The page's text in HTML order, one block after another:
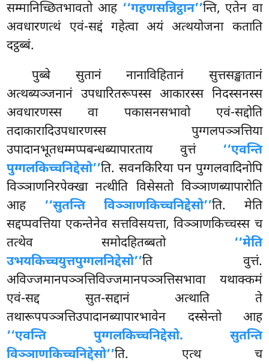
सम्मानिच्छितभावतो आह ‘‘गहणसन्निट्ठान’’न्ति, एतेन वा
अवधारणत्थं एवं-सद्दं गहेत्वा अयं अत्थयोजना कताति
दट्ठब्बं.
पुब्बे सुतानं नानाविहितानं सुत्तसङ्खातानं
अत्थब्यञ्जनानं उपधारितरूपस्स आकारस्स निदस्सनस्स
अवधारणस्स वा पकासनसभावो एवं-सद्दोति
तदाकारादिउपधारणस्स पुग्गलपञ्ञत्तिया
उपादानभूतधम्मप्पबन्धब्यापारताय वुत्तं ‘‘एवन्ति
पुग्गलकिच्चनिद्देसो’’ति. सवनकिरिया पन पुग्गलवादिनोपि
विञ्ञाणनिरपेक्खा नत्थीति विसेसतो विञ्ञाणब्यापारोति
आह ‘‘सुतन्ति विञ्ञाणकिच्चनिद्देसो’’ति. मेति
सद्दप्पवत्तिया एकन्तेनेव सत्तविसयत्ता, विञ्ञाणकिच्चस्स च
तत्थेव समोदहितब्बतो ‘‘मेति
उभयकिच्चयुत्तपुग्गलनिद्देसो’’ति वुत्तं.
अविज्जमानपञ्ञत्तिविज्जमानपञ्ञत्तिसभावा यथाक्कमं
एवं-सद्द सुत-सद्दानं अत्थाति ते
तथारूपपञ्ञत्तिउपादानब्यापारभावेन दस्सेन्तो आह
‘‘एवन्ति पुग्गलकिच्चनिद्देसो. सुतन्ति
विञ्ञाणकिच्चनिद्देसो’’ति. एत्थ च